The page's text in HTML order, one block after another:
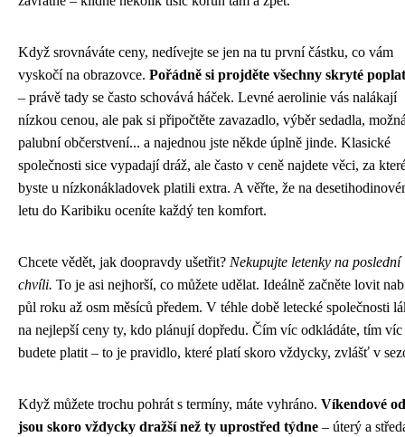
Když srovnáváte ceny, nedívejte se jen na tu první částku, co vám
vyskočí na obrazovce. Pořádně si projděte všechny skryté
– právě tady se často schovává háček. Levné aerolinie vás nalákají
nízkou cenou, ale pak si připočtěte zavazadlo, výběr sedadla,
palubní občerstvení... a najednou jste někde úplně jinde. Klasické
společnosti sice vypadají dráž, ale často v ceně najdete věci, za
byste u nízkonákladovek platili extra. A věřte, že na
letu do Karibiku oceníte každý ten komfort.
Chcete vědět, jak doopravdy ušetřit? Nekupujte letenky na poslední
chvíli. To je asi nejhorší, co můžete udělat. Ideálně začněte lovit
půl roku až osm měsíců předem. V téhle době letecké společnosti
na nejlepší ceny ty, kdo plánují dopředu. Čím víc odkládáte, tím víc
budete platit – to je pravidlo, které platí skoro vždycky, zvlášť v
Když můžete trochu pohrát s termíny, máte vyhráno. Víkendové
jsou skoro vždycky dražší než ty uprostřed týdne – úterý a